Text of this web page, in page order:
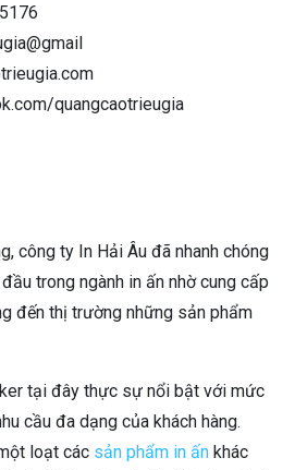
quangcaotrieugia
công ty In Hải Âu đã nhanh chóng
trong ngành in ấn nhờ cung cấp
đến thị trường những sản phẩm
tại đây thực sự nổi bật với mức
cầu đa dạng của khách hàng.
loạt các sản phẩm in ấn khác